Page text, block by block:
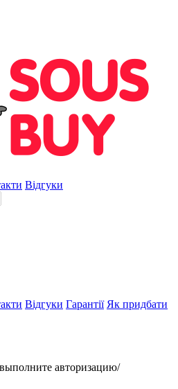
Відгуки
Відгуки Гарантії Як придбати
авторизацию/